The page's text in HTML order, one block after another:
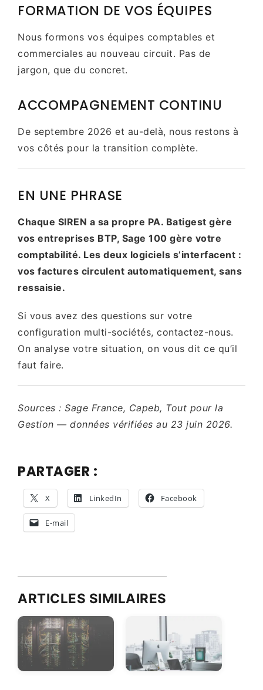
FORMATION DE VOS ÉQUIPES
Nous formons vos équipes comptables et
commerciales au nouveau circuit. Pas de
jargon, que du concret.
ACCOMPAGNEMENT CONTINU
De septembre 2026 et au-delà, nous restons à
vos côtés pour la transition complète.
EN UNE PHRASE
Chaque SIREN a sa propre PA. Batigest gère
vos entreprises BTP, Sage 100 gère votre
comptabilité. Les deux logiciels s’interfacent :
vos factures circulent automatiquement, sans
ressaisie.
Si vous avez des questions sur votre
configuration multi-sociétés, contactez-nous.
On analyse votre situation, on vous dit ce qu’il
faut faire.
Sources : Sage France, Capeb, Tout pour la
Gestion — données vérifiées au 23 juin 2026.
PARTAGER :
X LinkedIn Facebook
E-mail
ARTICLES SIMILAIRES